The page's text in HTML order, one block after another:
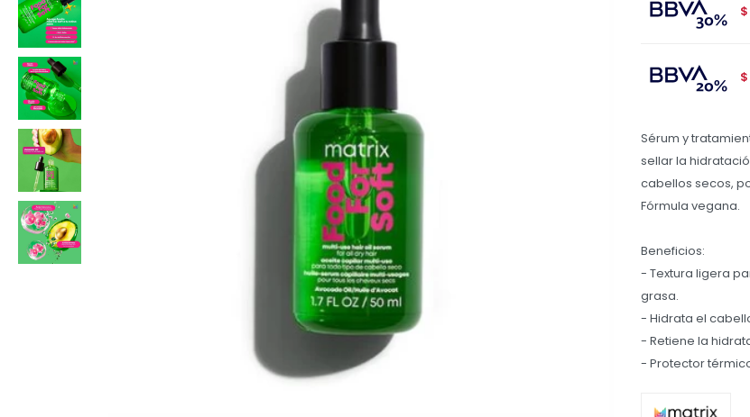
$
$
Sérum y
sellar la
cabellos secos,
Fórmula vegana.
Beneficios:
- Textura ligera
grasa.
- Hidrata el
- Retiene la
- Protector